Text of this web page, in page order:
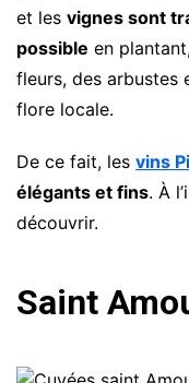
et les vignes sont
possible en
fleurs, des arbustes
flore locale.
De ce fait, les vins
élégants et fins. À
découvrir.
Saint